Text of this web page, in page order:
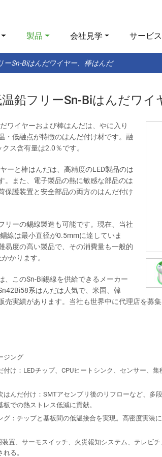
製品 会社見学 サービス
ーSn-Biはんだワイヤー、棒はんだ
鉛フリーSn-Biはんだワイ
ワイヤーおよび棒はんだは、やに入り
・低融点が特徴のはんだ付け材です。融
ス含有量は2.0％です。
ーと棒はんだは、高精度のLED製品のは
。また、電子製品の熱に敏感な部品のは
保護装置と安全部品の両方のはんだ付け
リーの錫線製造も可能です。現在、当社
線は最小直径が0.5mmに達していま
易度の高い製品で、その消費量も一般的
かります。
、このSn-Bi錫線を供給できるメーカー
系はんだは人気で、米国、韓
売実績があります。当社も世界中に代理店を募
ジング
付け：LEDチップ、CPUヒートシンク、センサー、
はんだ付け：SMTアセンブリ後のリフローなど、多
での熱ストレス低減に貢献。
グ：チップと基板間の低温接合を実現。高密度実装
装置、サーモスイッチ、火災報知システム、テレビ
る。